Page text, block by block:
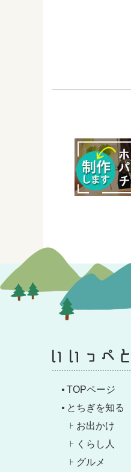
TOPページ
とちぎを知る
お出かけ
くらし人
グルメ